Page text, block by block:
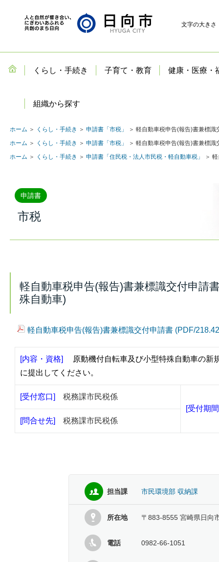
文字の大きさ
くらし・手続き 子育て・教育 健康・医療・
組織から探す
ホーム ＞ くらし・手続き ＞ 申請書「市税」
＞ 軽自動車税申告(報告)書兼標
ホーム ＞ くらし・手続き ＞ 申請書「市税」
＞ 軽自動車税申告(報告)書兼標
ホーム ＞ くらし・手続き ＞ 申請書「住民税・法人市民税・軽自動車税」 ＞
申請書
市税
軽自動車税申告(報告)書兼標識交付申請
殊自動車)
軽自動車税申告(報告)書兼標識交付申請書 (PDF/
[内容・資格]
原動機付自転車及び小型特殊自動車の新
に提出してください。
[受付窓口] 税務課市民税係
[受付期
[問合せ先] 税務課市民税係
担当課 市民環境部 収納課
所在地 〒883-8555 宮崎県日向
電話 0982-66-1051